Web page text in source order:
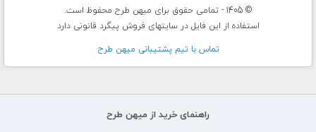
© 1405 - تمامی حقوق برای میهن طرح محفوظ است.
استفاده از این فایل در سایتهای فروش پیگرد قانونی دارد
تماس با تيم پشتيبانی ميهن طرح
راهنمای خرید از میهن طرح